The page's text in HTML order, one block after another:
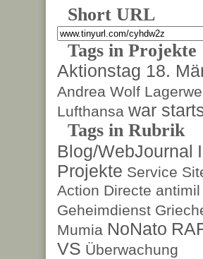
Short URL
Tags in Projekte
Aktionstag 18.
Andrea Wolf
Lufthansa war
Tags in Rubrik
Blog/WebJournal
Projekte Service
Action Directe antimil
Geheimdienst
Mumia NoNato
VS Überwachung